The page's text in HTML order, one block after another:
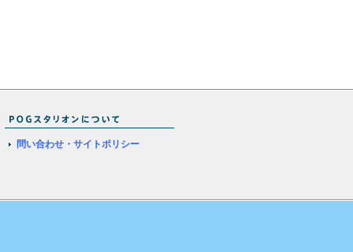
問い合わせ・サイトポリシー